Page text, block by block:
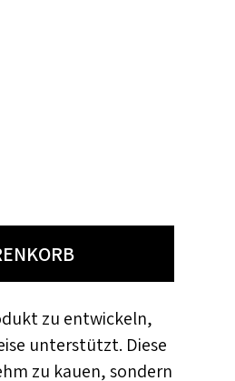
zu entwickeln,
unterstützt. Diese
zu kauen, sondern